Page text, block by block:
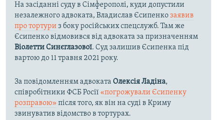
На засіданні суду в Сімферополі, куди допустили
незалежного адвоката, Владислав Єсипенкозаявив
про тортури з боку російських спецслужб. Там же
Єсипенко відмовився від адвоката за призначенням
Віолетти Синєглазової. Суд залишив Єсипенка під
вартою до 11 травня 2021 року.
За повідомленням адвоката Олексія Ладіна,
співробітники ФСБ Росії «погрожували Єсипенку
розправою» після того, як він на суді в Криму
звинуватив відомство в тортурах.